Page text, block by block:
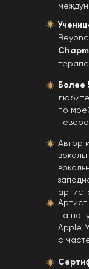
Более
по
Автор
Артист
на
Apple
с